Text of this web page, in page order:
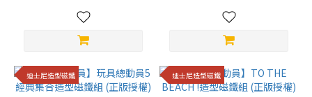
迪士尼造型磁鐵 迪士尼造型磁鐵